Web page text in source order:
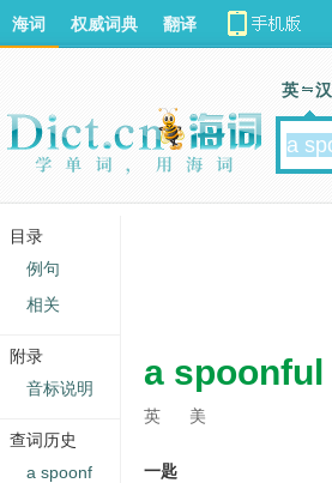
a spoonful
英 美
一匙
海词 权威词典 翻译
英 汉
目录
例句
相关
附录
音标说明
查词历史
a spoonf